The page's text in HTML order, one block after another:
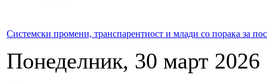
Системски промени, транспарентност и млади со порака за
Понеделник, 30 март 2026